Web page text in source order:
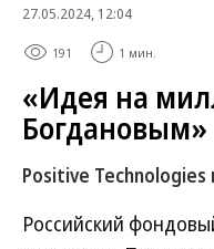
27.05.2024, 12:04
191 1 мин.
«Идея на
Богдановым»
Positive Technologies
Российский